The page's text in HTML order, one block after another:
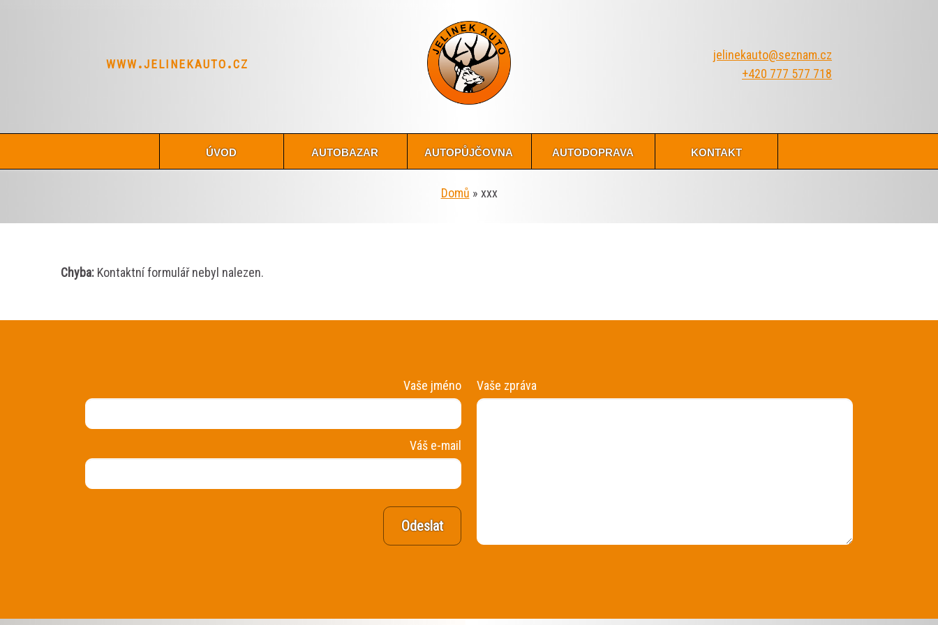
www.jelinekauto.cz
jelinekauto@seznam.cz
+420 777 577 718
úvod autobazar autopůjčovna autodoprava kontakt
Domů » xxx
Chyba: Kontaktní formulář nebyl nalezen.
Vaše jméno
Váš e-mail
Vaše zpráva